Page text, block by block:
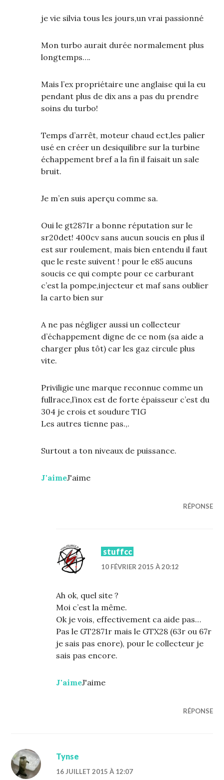
je vie silvia tous les jours,un vrai passionné
Mon turbo aurait durée normalement plus
longtemps….
Mais l’ex propriétaire une anglaise qui la eu
pendant plus de dix ans a pas du prendre
soins du turbo!
Temps d’arrêt, moteur chaud ect,les palier
usé en créer un desiquilibre sur la turbine
échappement bref a la fin il faisait un sale
bruit.
Je m’en suis aperçu comme sa.
Oui le gt2871r a bonne réputation sur le
sr20det! 400cv sans aucun soucis en plus il
est sur roulement, mais bien entendu il faut
que le reste suivent ! pour le e85 aucuns
soucis ce qui compte pour ce carburant
c’est la pompe,injecteur et maf sans oublier
la carto bien sur
A ne pas négliger aussi un collecteur
d’échappement digne de ce nom (sa aide a
charger plus tôt) car les gaz circule plus
vite.
Priviligie une marque reconnue comme un
fullrace,l’inox est de forte épaisseur c’est du
304 je crois et soudure TIG
Les autres tienne pas.,.
Surtout a ton niveaux de puissance.
J'aimeJ'aime
RÉPONSE
stuffcc
10 FÉVRIER 2015 À 20:12
Ah ok, quel site ?
Moi c’est la même.
Ok je vois, effectivement ca aide pas…
Pas le GT2871r mais le GTX28 (63r ou 67r
je sais pas enore), pour le collecteur je
sais pas encore.
J'aimeJ'aime
RÉPONSE
Tynse
16 JUILLET 2015 À 12:07